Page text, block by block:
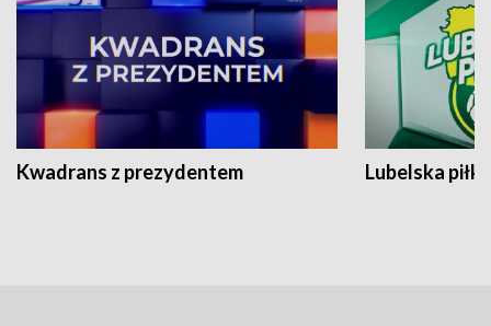
Kwadrans z prezydentem Lubelska piłka